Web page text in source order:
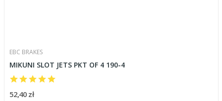
EBC BRAKES
MIKUNI SLOT JETS PKT OF 4 190-4
52,40 zł